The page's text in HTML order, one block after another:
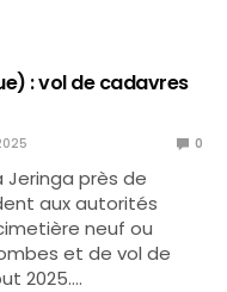
: vol de cadavres
0
Jeringa près de
aux autorités
neuf ou
et de vol de
2025.…